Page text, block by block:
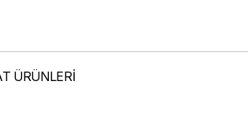
ÜRÜNLERİ